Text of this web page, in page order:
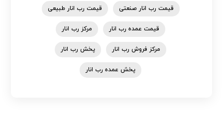
قیمت رب انار صنعتی قیمت رب انار طبیعی
قیمت عمده رب انار مرکز رب انار
مرکز فروش رب انار پخش رب انار
پخش عمده رب انار